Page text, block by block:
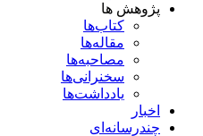
پژوهش ها
کتاب‌ها
مقاله‌ها
مصاحبه‌ها
سخنرانی‌ها
یادداشت‌ها
اخبار
چندرسانه‌ای